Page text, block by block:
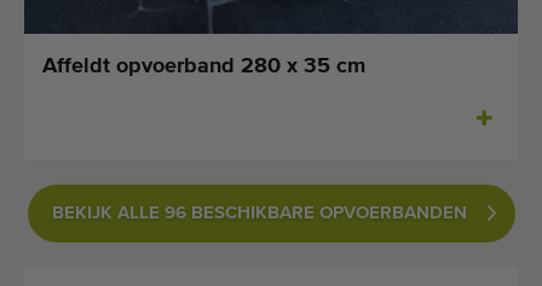
Veelgestelde vragen
Affeldt opvoerband 280 x 35 cm
BEKIJK ALLE 96 BESCHIKBARE OPVOERBANDEN